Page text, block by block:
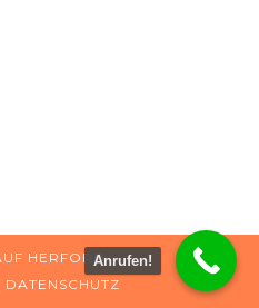
HERFORD
DATENSCHUTZ
Anrufen!